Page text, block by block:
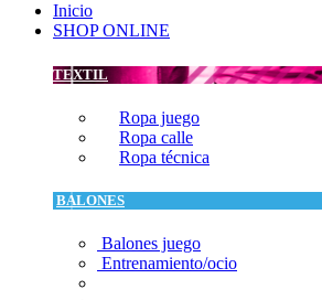
Inicio
SHOP ONLINE
TEXTIL
Ropa juego
Ropa calle
Ropa técnica
BALONES
Balones juego
Entrenamiento/ocio